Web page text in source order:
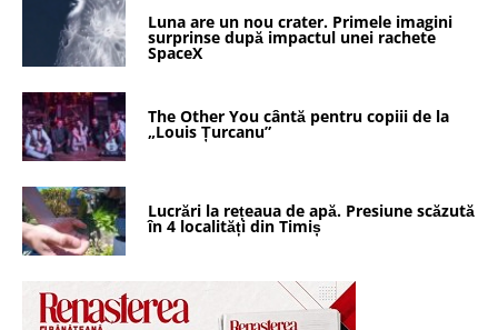
Luna are un nou crater. Primele imagini
surprinse după impactul unei rachete
SpaceX
The Other You cântă pentru copiii de la
„Louis Țurcanu”
Lucrări la rețeaua de apă. Presiune scăzută
în 4 localități din Timiș